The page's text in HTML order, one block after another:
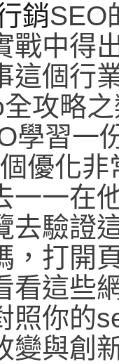
銷SEO
戰中得
這個行
攻略
學習一
優化
一一在
去驗證
，打開
看這些
照你的
變與創